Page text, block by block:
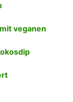
veganen